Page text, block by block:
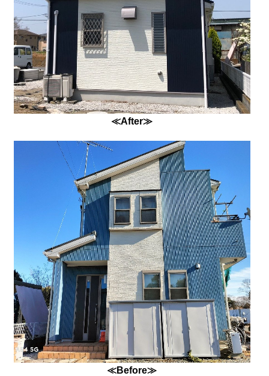
≪After≫
≪Before≫